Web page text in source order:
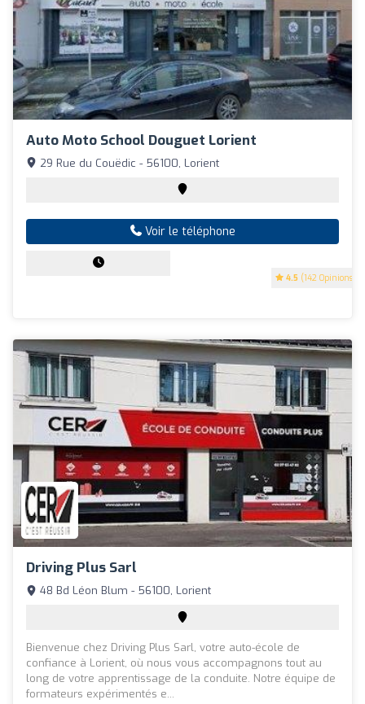
Auto Moto School Douguet Lorient
4.5 (142 Opinions)
29 Rue du Couëdic - 56100, Lorient
Voir le téléphone
Driving Plus Sarl
48 Bd Léon Blum - 56100, Lorient
Bienvenue chez Driving Plus Sarl, votre auto-école de
confiance à Lorient, où nous vous accompagnons tout au
long de votre apprentissage de la conduite. Notre équipe de
formateurs expérimentés e...